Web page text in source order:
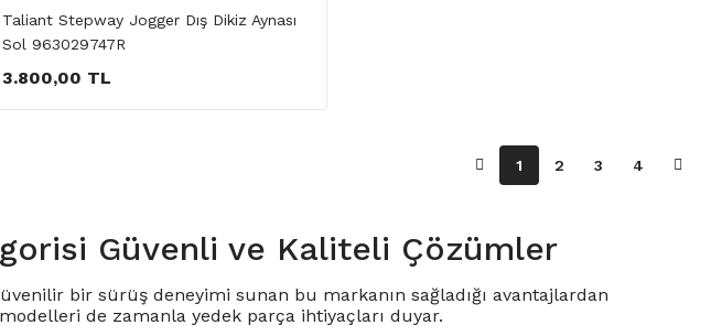
Taliant Stepway Jogger Dış Dikiz Aynası
Sol 963029747R
3.800,00 TL
1 2 3 4
Güvenli ve Kaliteli Çözümler
bir sürüş deneyimi sunan bu markanın sağladığı avantajlardan
de zamanla yedek parça ihtiyaçları duyar.